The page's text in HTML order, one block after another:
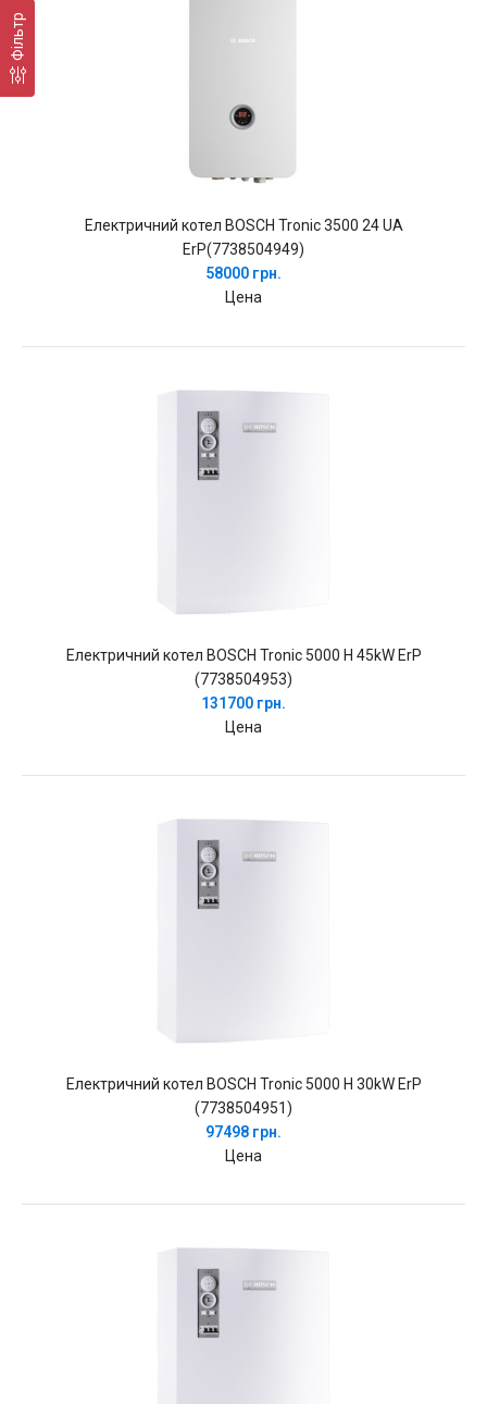
Фільтр
Електричний котел BOSCH Tronic 3500 24 UA
ErP(7738504949)
58000 грн.
Цена
Електричний котел BOSCH Tronic 5000 H 45kW ErP
(7738504953)
131700 грн.
Цена
Електричний котел BOSCH Tronic 5000 H 30kW ErP
(7738504951)
97498 грн.
Цена